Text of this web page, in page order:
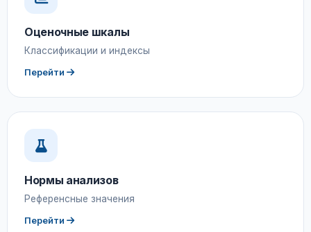
Оценочные шкалы
Классификации и индексы
Перейти
Нормы анализов
Референсные значения
Перейти